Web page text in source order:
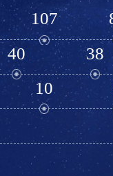
107
40
38
10